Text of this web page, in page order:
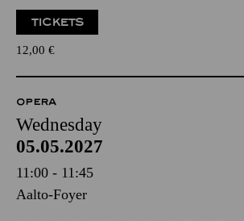
TICKETS
12,00 €
OPERA
Wednesday
05.05.2027
11:00 - 11:45
Aalto-Foyer